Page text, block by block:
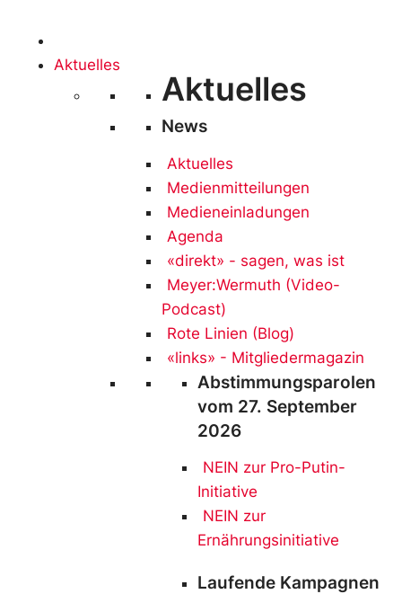
Aktuelles
Aktuelles
News
Aktuelles
Medienmitteilungen
Medieneinladungen
Agenda
«direkt» - sagen, was ist
Meyer:Wermuth (Video-
Podcast)
Rote Linien (Blog)
«links» - Mitgliedermagazin
Abstimmungsparolen
vom 27. September
2026
NEIN zur Pro-Putin-
Initiative
NEIN zur
Ernährungsinitiative
Laufende Kampagnen